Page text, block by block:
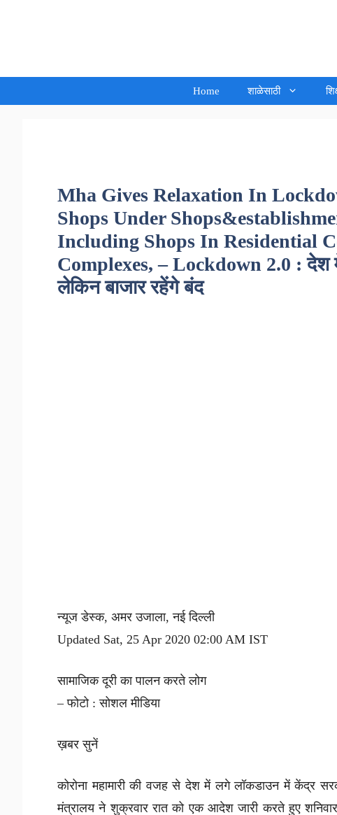
Home शाळेसाठी
Mha Gives Relaxation In
Shops Under
Including Shops In Residential
Complexes, – Lockdown 2.0 :
लेकिन बाजार रहेंगे बंद
न्यूज डेस्क, अमर उजाला, नई दिल्ली
Updated Sat, 25 Apr 2020 02:00 AM IST
सामाजिक दूरी का पालन करते लोग
– फोटो : सोशल मीडिया
ख़बर सुनें
कोरोना महामारी की वजह से देश में लगे लॉकडाउन में केंद्र
मंत्रालय ने शुक्रवार रात को एक आदेश जारी करते हुए